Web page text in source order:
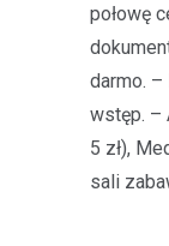
połowę
darmo. –
wstęp. –
5 zł),
sali